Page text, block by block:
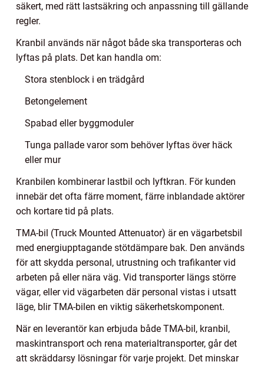
säkert, med rätt lastsäkring och anpassning till gällande
regler.
Kranbil används när något både ska transporteras och
lyftas på plats. Det kan handla om:
Stora stenblock i en trädgård
Betongelement
Spabad eller byggmoduler
Tunga pallade varor som behöver lyftas över häck
eller mur
Kranbilen kombinerar lastbil och lyftkran. För kunden
innebär det ofta färre moment, färre inblandade aktörer
och kortare tid på plats.
TMA-bil (Truck Mounted Attenuator) är en vägarbetsbil
med energiupptagande stötdämpare bak. Den används
för att skydda personal, utrustning och trafikanter vid
arbeten på eller nära väg. Vid transporter längs större
vägar, eller vid vägarbeten där personal vistas i utsatt
läge, blir TMA-bilen en viktig säkerhetskomponent.
När en leverantör kan erbjuda både TMA-bil, kranbil,
maskintransport och rena materialtransporter, går det
att skräddarsy lösningar för varje projekt. Det minskar